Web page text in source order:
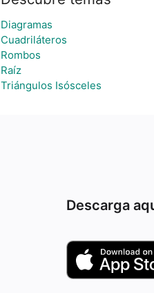
Diagramas
Cuadriláteros
Rombos
Raíz
Triángulos Isósceles
Descarga